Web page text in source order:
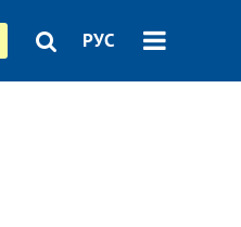
РУС